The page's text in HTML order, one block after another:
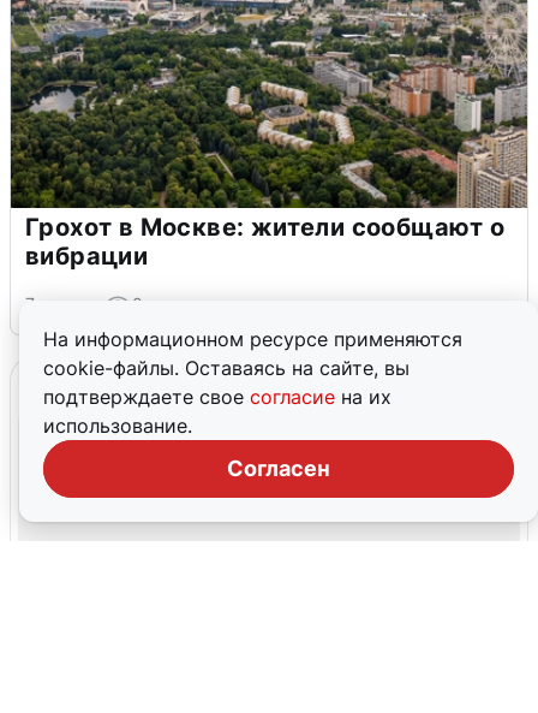
На информационном ресурсе применяются
cookie-файлы. Оставаясь на сайте, вы
подтверждаете свое согласие на их
использование.
Согласен
Грохот в Москве: жители сообщают о
вибрации
7 августа 0